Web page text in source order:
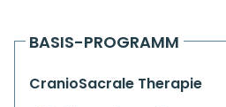
BASIS-PROGRAMM
CranioSacrale Therapie
Human Reset Week
Kursorte mit Kursangeboten